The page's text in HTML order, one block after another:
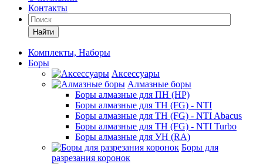
Контакты
Найти
Комплекты, Наборы
Боры
Аксессуары
Алмазные боры
Боры алмазные для ПН (HP)
Боры алмазные для ТН (FG) - NTI
Боры алмазные для ТН (FG) - NTI Abacus
Боры алмазные для ТН (FG) - NTI Turbo
Боры алмазные для УН (RA)
Боры для
разрезания коронок